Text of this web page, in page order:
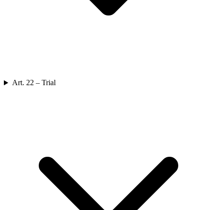
Art. 22 – Trial